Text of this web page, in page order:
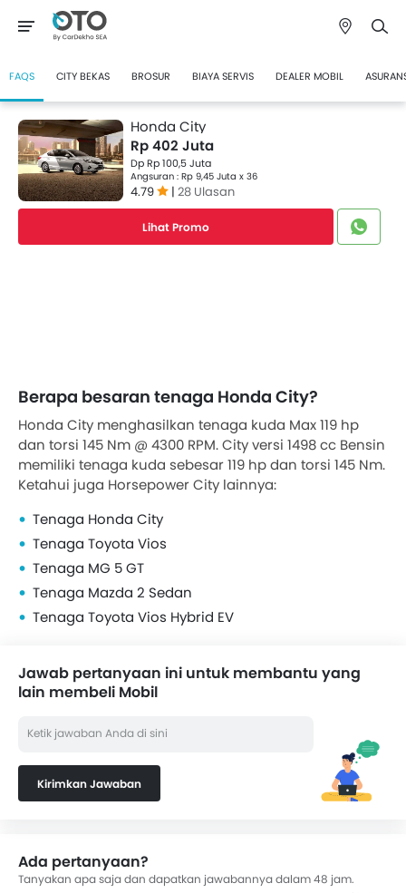
FAQS CITY BEKAS BROSUR BIAYA SERVIS DEALER MOBIL
Honda City
Rp 402 Juta
Dp Rp 100,5 Juta
Angsuran : Rp 9,45 Juta x 36
4.79 | 28 Ulasan
Lihat Promo
Berapa besaran tenaga Honda City?
Honda City menghasilkan tenaga kuda Max 119 hp
dan torsi 145 Nm @ 4300 RPM. City versi 1498 cc Bensin
memiliki tenaga kuda sebesar 119 hp dan torsi 145 Nm.
Ketahui juga Horsepower City lainnya:
Tenaga Honda City
Tenaga Toyota Vios
Tenaga MG 5 GT
Tenaga Mazda 2 Sedan
Tenaga Toyota Vios Hybrid EV
Jawab pertanyaan ini untuk membantu yang
lain membeli Mobil
Kirimkan Jawaban
Ada pertanyaan?
Tanyakan apa saja dan dapatkan jawabannya dalam 48 jam.